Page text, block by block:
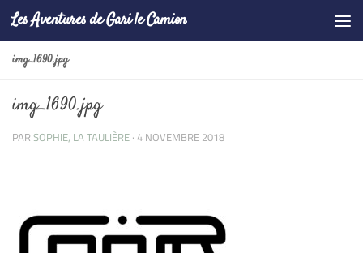
Skip to content
Les Aventures de Gari le Camion
img_1690.jpg
img_1690.jpg
PARSOPHIE, LA TAULIÈRE·4 NOVEMBRE 2018